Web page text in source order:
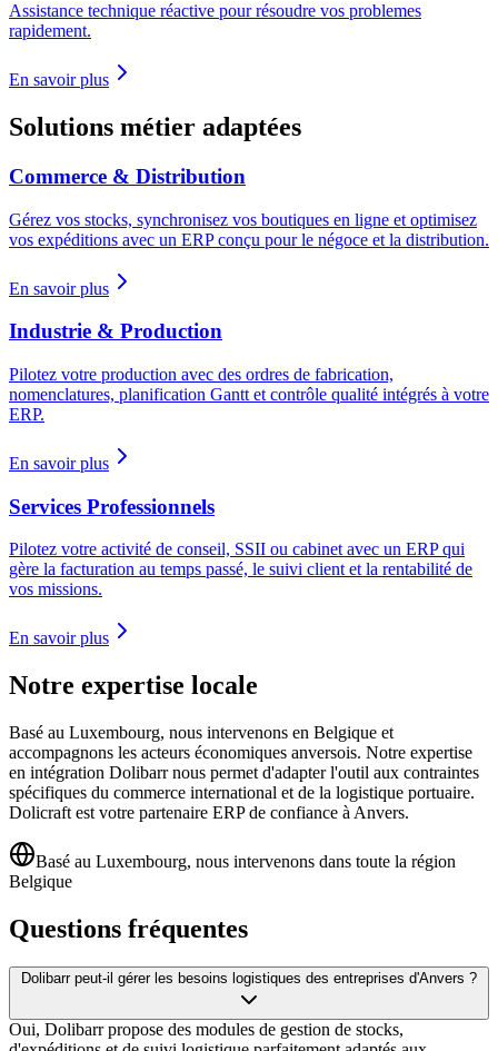
Assistance technique réactive pour résoudre vos problemes
rapidement.
En savoir plus
Solutions métier adaptées
Commerce & Distribution
Gérez vos stocks, synchronisez vos boutiques en ligne et optimisez
vos expéditions avec un ERP conçu pour le négoce et la distribution.
En savoir plus
Industrie & Production
Pilotez votre production avec des ordres de fabrication,
nomenclatures, planification Gantt et contrôle qualité intégrés à votre
ERP.
En savoir plus
Services Professionnels
Pilotez votre activité de conseil, SSII ou cabinet avec un ERP qui
gère la facturation au temps passé, le suivi client et la rentabilité de
vos missions.
En savoir plus
Notre expertise locale
Basé au Luxembourg, nous intervenons en Belgique et
accompagnons les acteurs économiques anversois. Notre expertise
en intégration Dolibarr nous permet d'adapter l'outil aux contraintes
spécifiques du commerce international et de la logistique portuaire.
Dolicraft est votre partenaire ERP de confiance à Anvers.
Basé au Luxembourg, nous intervenons dans toute la région
Belgique
Questions fréquentes
Dolibarr peut-il gérer les besoins logistiques des entreprises d'Anvers ?
Oui, Dolibarr propose des modules de gestion de stocks,